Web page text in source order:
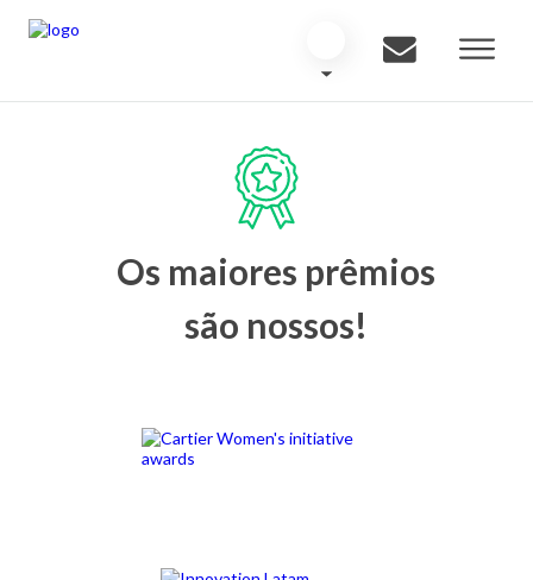
Os maiores prêmios
são nossos!